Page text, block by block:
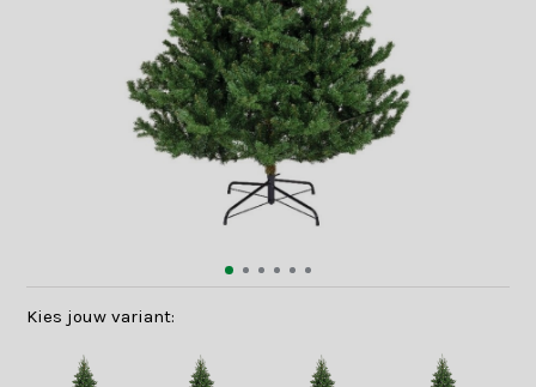
Kies jouw variant: